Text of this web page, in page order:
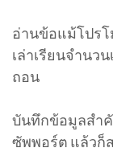
อ่านข้อแม้โปร
เล่าเรียนจำนว
ถอน
บันทึกข้อมูลสำ
ซัพพอร์ต แล้วก็